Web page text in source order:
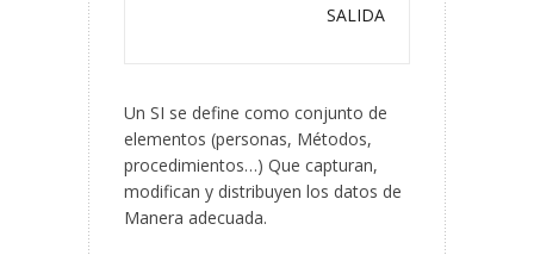
SALIDA
Un SI se define como conjunto de
elementos (personas, Métodos,
procedimientos…) Que capturan,
modifican y distribuyen los datos de
Manera adecuada.